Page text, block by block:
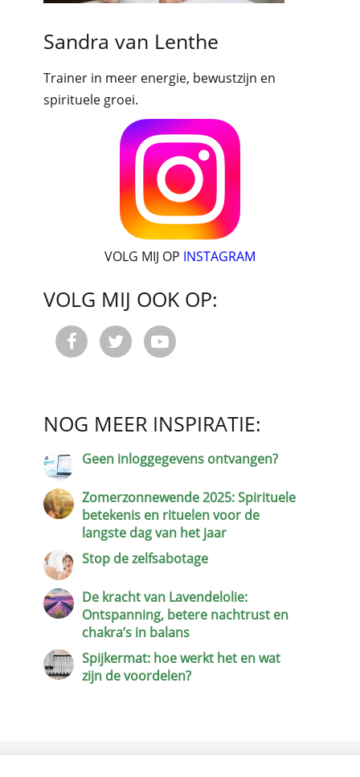
Sandra van Lenthe
Trainer in meer energie, bewustzijn en
spirituele groei.
VOLG MIJ OP INSTAGRAM
VOLG MIJ OOK OP:
  
NOG MEER INSPIRATIE:
Geen inloggegevens ontvangen?
Zomerzonnewende 2025: Spirituele
betekenis en rituelen voor de
langste dag van het jaar
Stop de zelfsabotage
De kracht van Lavendelolie:
Ontspanning, betere nachtrust en
chakra’s in balans
Spijkermat: hoe werkt het en wat
zijn de voordelen?